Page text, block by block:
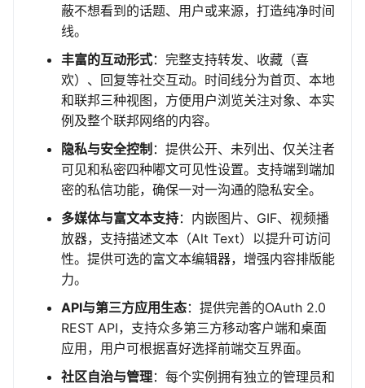
蔽不想看到的话题、用户或来源，打造纯净时间
线。
丰富的互动形式：完整支持转发、收藏（喜
欢）、回复等社交互动。时间线分为首页、本地
和联邦三种视图，方便用户浏览关注对象、本实
例及整个联邦网络的内容。
隐私与安全控制 ：提供公开、未列出、仅关注者
可见和私密四种嘟文可见性设置。支持端到端加
密的私信功能，确保一对一沟通的隐私安全。
多媒体与富文本支持：内嵌图片、GIF、视频播
放器，支持描述文本（Alt Text）以提升可访问
性。提供可选的富文本编辑器，增强内容排版能
力。
API与第三方应用生态：提供完善的OAuth 2.0
REST API，支持众多第三方移动客户端和桌面
应用，用户可根据喜好选择前端交互界面。
社区自治与管理：每个实例拥有独立的管理员和